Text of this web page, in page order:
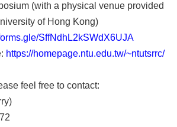
(with a physical venue provided
of Hong Kong)
SffNdhL2kSWdX6UJA
https://homepage.ntu.edu.tw/~ntutsrrc/
feel free to contact: